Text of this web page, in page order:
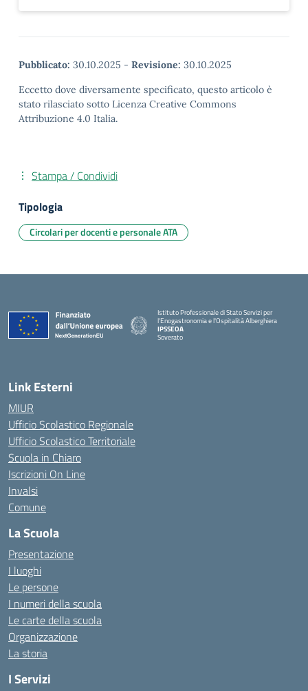
Pubblicato: 30.10.2025 - Revisione: 30.10.2025
Eccetto dove diversamente specificato, questo articolo è
stato rilasciato sotto Licenza Creative Commons
Attribuzione 4.0 Italia.
Stampa / Condividi
Tipologia
Circolari per docenti e personale ATA
Istituto Professionale di Stato Servizi per
l'Enogastronomia e l'Ospitalità Alberghiera
IPSSEOA
Soverato
Link Esterni
MIUR
Ufficio Scolastico Regionale
Ufficio Scolastico Territoriale
Scuola in Chiaro
Iscrizioni On Line
Invalsi
Comune
La Scuola
Presentazione
I luoghi
Le persone
I numeri della scuola
Le carte della scuola
Organizzazione
La storia
I Servizi